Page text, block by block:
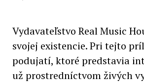
Vydavateľstvo Real Music
svojej existencie. Pri tejto
podujatí, ktoré predstavia
už prostredníctvom živých